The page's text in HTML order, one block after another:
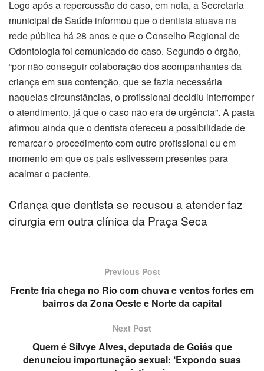
panel
panel
panel
panel
panel
panel
panel
panel
panel
panel
Logo após a repercussão do caso, em nota, a Secretaria
municipal de Saúde informou que o dentista atuava na
rede pública há 28 anos e que o Conselho Regional de
Odontologia foi comunicado do caso. Segundo o órgão,
“por não conseguir colaboração dos acompanhantes da
criança em sua contenção, que se fazia necessária
naquelas circunstâncias, o profissional decidiu interromper
o atendimento, já que o caso não era de urgência”. A pasta
afirmou ainda que o dentista ofereceu a possibilidade de
remarcar o procedimento com outro profissional ou em
momento em que os pais estivessem presentes para
acalmar o paciente.
Criança que dentista se recusou a atender faz
cirurgia em outra clínica da Praça Seca
Previous Post
Frente fria chega no Rio com chuva e ventos fortes em
bairros da Zona Oeste e Norte da capital
Next Post
Quem é Silvye Alves, deputada de Goiás que
denunciou importunação sexual: ‘Expondo suas